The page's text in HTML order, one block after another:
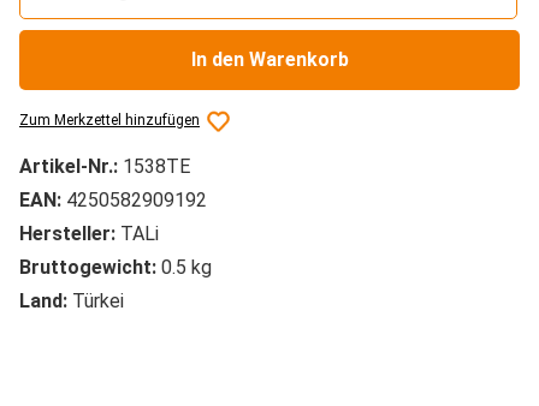
In den Warenkorb
Zum Merkzettel hinzufügen
Artikel-Nr.: 1538TE
EAN: 4250582909192
Hersteller: TALi
Bruttogewicht: 0.5 kg
Land: Türkei